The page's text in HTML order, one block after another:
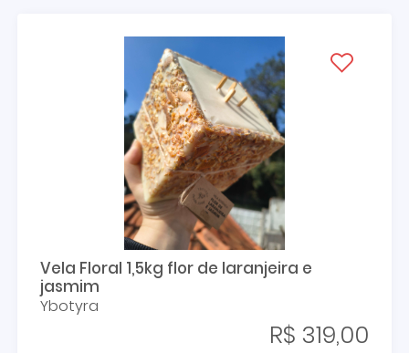
Vela Floral 1,5kg flor de laranjeira e
jasmim
Ybotyra
R$ 319,00